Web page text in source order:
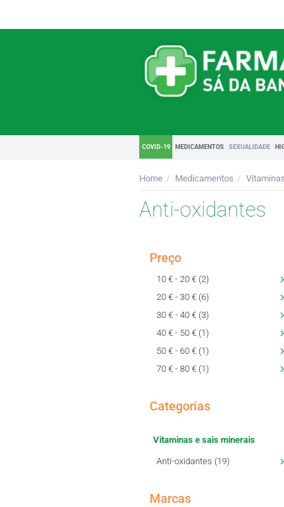
COVID-19 MEDICAMENTOS SEXUALIDADE
Home Medicamentos
Anti-oxidantes
Preço
10 € - 20 € (2)
20 € - 30 € (6)
30 € - 40 € (3)
40 € - 50 € (1)
50 € - 60 € (1)
70 € - 80 € (1)
Categorias
Vitaminas e sais minerais
Anti-oxidantes (19)
Marcas